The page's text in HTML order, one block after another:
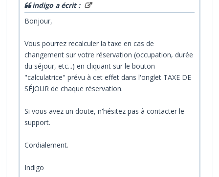
indigo a écrit :
Bonjour,
Vous pourrez recalculer la taxe en cas de
changement sur votre réservation (occupation, durée
du séjour, etc...) en cliquant sur le bouton
"calculatrice" prévu à cet effet dans l'onglet TAXE DE
SÉJOUR de chaque réservation.
Si vous avez un doute, n'hésitez pas à contacter le
support.
Cordialement.
Indigo